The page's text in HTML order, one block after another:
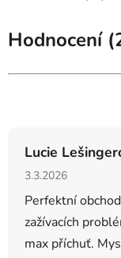
Hodnocení
Lucie
Hodnocení
3.3.2026
Perfektní
zažívacích
max příchuť.